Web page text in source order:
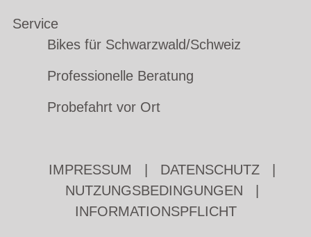
Service
Bikes für Schwarzwald/Schweiz
Professionelle Beratung
Probefahrt vor Ort
IMPRESSUM DATENSCHUTZ
NUTZUNGSBEDINGUNGEN
INFORMATIONSPFLICHT